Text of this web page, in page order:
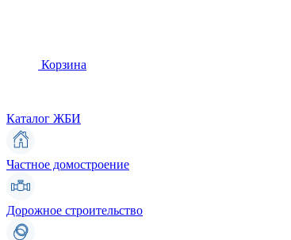
Корзина
Каталог ЖБИ
Частное домостроение
Дорожное строительство